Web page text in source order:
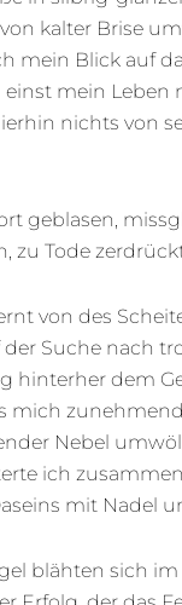
kalter Brise
mein Blick auf
mein Leben
nichts von
geblasen,
zu Tode
von des
der Suche nach
hinterher dem
mich
Nebel
ich
mit Nadel
blähten sich